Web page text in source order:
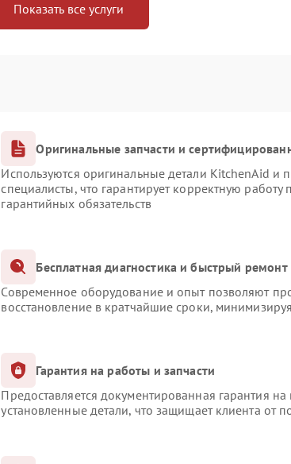
Показать все услуги
Оригинальные запчасти и
Используются оригинальные детали KitchenAid
специалисты, что гарантирует корректную
гарантийных обязательств
Бесплатная диагностика и быстрый ремонт
Современное оборудование и опыт позволяют
восстановление в кратчайшие сроки,
Гарантия на работы и запчасти
Предоставляется документированная гарантия
установленные детали, что защищает клиента от